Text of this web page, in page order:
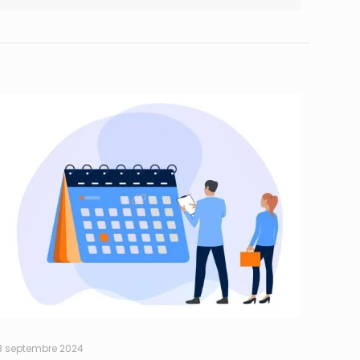
septembre 2024